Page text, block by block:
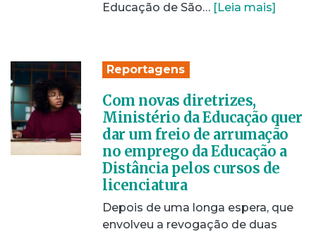
Educação de São… [Leia mais]
Reportagens
Com novas diretrizes,
Ministério da Educação quer
dar um freio de arrumação
no emprego da Educação a
Distância pelos cursos de
licenciatura
Depois de uma longa espera, que
envolveu a revogação de duas